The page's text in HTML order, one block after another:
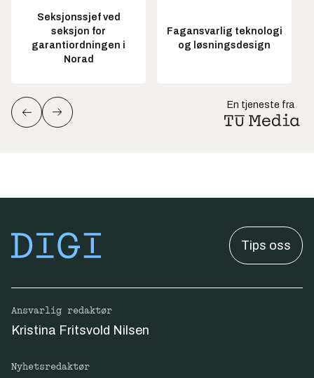
Seksjonssjef ved
seksjon for
garantiordningen i
Norad
Fagansvarlig teknologi
og løsningsdesign
En tjeneste fra
Tips oss
Ansvarlig redaktør
Kristina Fritsvold Nilsen
Nyhetsredaktør